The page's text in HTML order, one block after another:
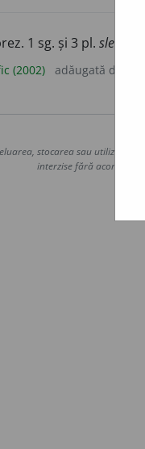
1 sg. și 3 pl. slei
(2002) adăugată de
stocarea sau utilizarea
interzise fără acordul